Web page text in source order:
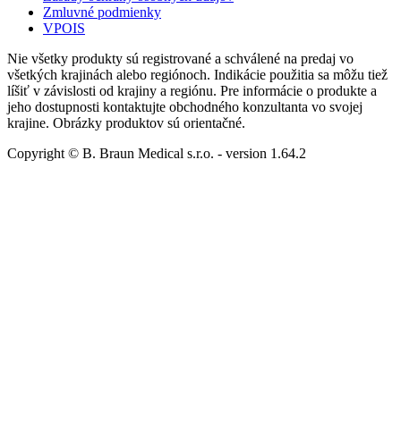
Zmluvné podmienky
VPOIS
Nie všetky produkty sú registrované a schválené na predaj vo
všetkých krajinách alebo regiónoch. Indikácie použitia sa môžu tiež
líšiť v závislosti od krajiny a regiónu. Pre informácie o produkte a
jeho dostupnosti kontaktujte obchodného konzultanta vo svojej
krajine. Obrázky produktov sú orientačné.
Copyright © B. Braun Medical s.r.o. - version 1.64.2